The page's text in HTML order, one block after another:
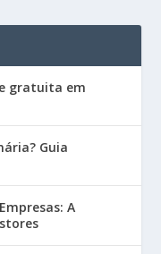
gratuita em
Guia
A